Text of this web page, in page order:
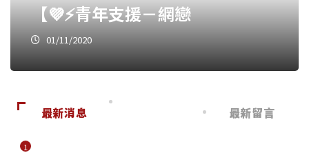
【💜⚡青年支援－網戀
01/11/2020
最新消息 最新留言
1